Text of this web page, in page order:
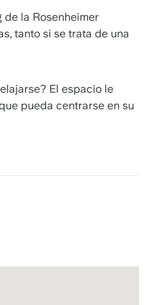
la Rosenheimer
tanto si se trata de una
El espacio le
pueda centrarse en su